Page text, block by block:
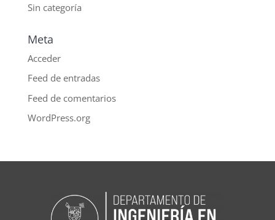
Sin categoría
Meta
Acceder
Feed de entradas
Feed de comentarios
WordPress.org